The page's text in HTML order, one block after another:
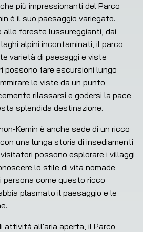
più impressionanti del Parco
è il suo paesaggio variegato.
alle foreste lussureggianti, dai
alpini incontaminati, il parco
varietà di paesaggi e viste
possono fare escursioni lungo
le viste da un punto
rilassarsi e godersi la pace
splendida destinazione.
Kemin è anche sede di un ricco
una lunga storia di insediamenti
possono esplorare i villaggi
lo stile di vita nomade
persona come questo ricco
plasmato il paesaggio e le
attività all'aria aperta, il Parco